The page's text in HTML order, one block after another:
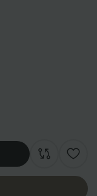
на-Кубани